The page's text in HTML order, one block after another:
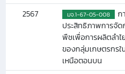
2567 มจ.1-67-05-008
ก
ประสิทธิภาพการจั
พืชเพื่อการผลิตลำ
ของกลุ่มเกษตรกรใ
เหนือตอนบน